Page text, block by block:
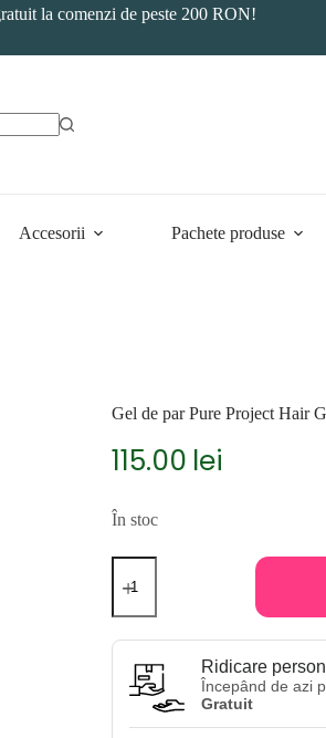
la comenzi de peste 200 RON!
Accesorii Pachete produse
Gel de par Pure Project Hair
115.00 lei
În stoc
Cantitate
Gel
par
Pure
Hair
Gel
Ridicare
Începând de azi
Gratuit